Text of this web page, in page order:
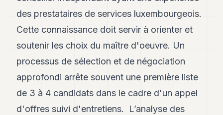
des prestataires de services luxembourgeois.
Cette connaissance doit servir à orienter et
soutenir les choix du maître d'oeuvre. Un
processus de sélection et de négociation
approfondi arrête souvent une première liste
de 3 à 4 candidats dans le cadre d'un appel
d'offres suivi d'entretiens. L’analyse des